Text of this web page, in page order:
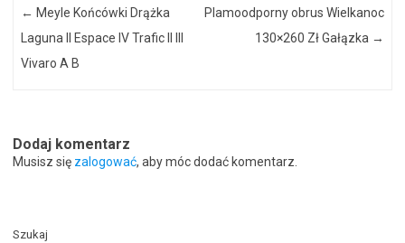
← Meyle Końcówki Drążka
Laguna II Espace IV Trafic II III
Vivaro A B
Plamoodporny obrus Wielkanoc
130×260 Zł Gałązka →
Dodaj komentarz
Musisz się zalogować, aby móc dodać komentarz.
Szukaj